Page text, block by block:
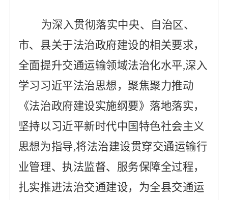
为深入贯彻落实中央、自治区、
市、县关于法治政府建设的相关要求，
全面提升交通运输领域法治化水平,深入
学习习近平法治思想，聚焦聚力推动
《法治政府建设实施纲要》 落地落实，
坚持以习近平新时代中国特色社会主义
思想为指导,将法治建设贯穿交通运输行
业管理、执法监督、服务保障全过程，
扎实推进法治交通建设，为全县交通运